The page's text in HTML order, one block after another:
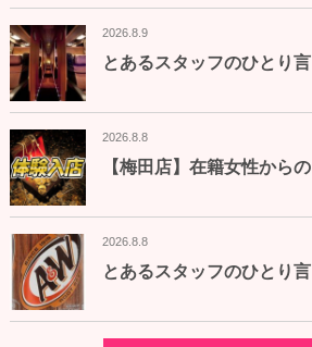
2026.8.9
とあるスタッフのひとり言
2026.8.8
【梅田店】在籍女性から
2026.8.8
とあるスタッフのひとり言